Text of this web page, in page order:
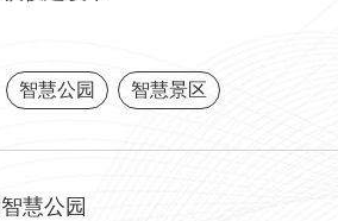
智慧公园 智慧景区
慧公园